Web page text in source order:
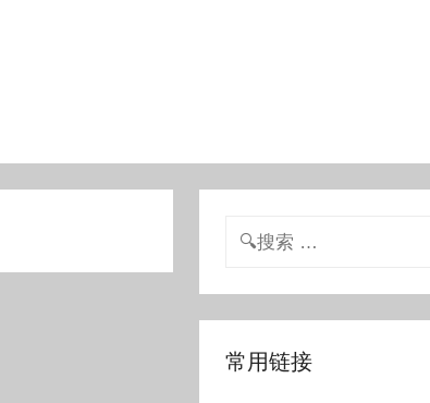
搜
常用链接